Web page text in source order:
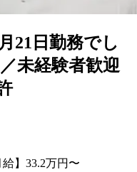
21日勤務でし
未経験者歓迎
給】33.2万円〜